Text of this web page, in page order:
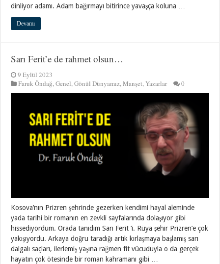
dinliyor adamı. Adam bağırmayı bitirince yavaşça koluna …
Devamı
Sarı Ferit’e de rahmet olsun…
9 Eylül 2023
Faruk Öndağ,Genel,Gönül Dünyamız,Manşet,Yazarlar 0
Kosova’nın Prizren şehrinde gezerken kendimi hayal aleminde
yada tarihi bir romanın en zevkli sayfalarında dolaşıyor gibi
hissediyordum. Orada tanıdım Sarı Ferit ‘i. Rüya şehir Prizren’e çok
yakışıyordu. Arkaya doğru taradığı artık kırlaşmaya başlamış sarı
dalgalı saçları, ilerlemiş yaşına rağmen fit vücuduyla o da gerçek
hayatın çok ötesinde bir roman kahramanı gibi …